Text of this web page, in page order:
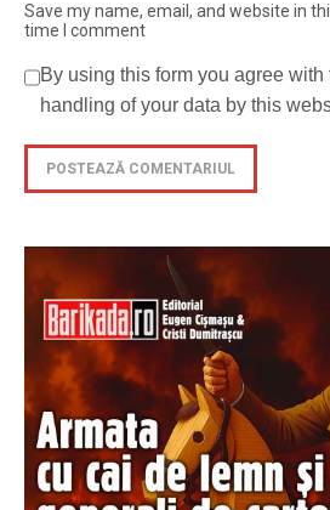
Save my name, email, and website in
time I comment
By using this form you agree with
handling of your data by this